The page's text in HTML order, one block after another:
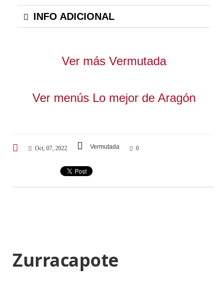
INFO ADICIONAL
Ver más Vermutada
Ver menús Lo mejor de Aragón
Oct, 07, 2022 Vermutada 0
Zurracapote